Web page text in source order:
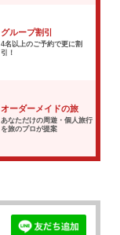
グループ割引
4名以上のご予約で更に割
引！
オーダーメイドの旅
あなただけの周遊・個人旅行
を旅のプロが提案